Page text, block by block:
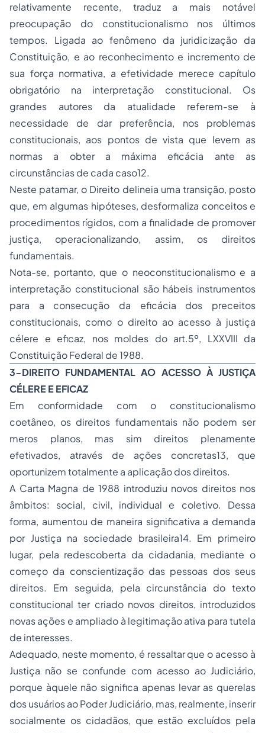
relativamente recente, traduz a mais notável
preocupação do constitucionalismo nos últimos
tempos. Ligada ao fenômeno da juridicização da
Constituição, e ao reconhecimento e incremento de
sua força normativa, a efetividade merece capítulo
obrigatório na interpretação constitucional. Os
grandes autores da atualidade referem-se à
necessidade de dar preferência, nos problemas
constitucionais, aos pontos de vista que levem as
normas a obter a máxima eficácia ante as
circunstâncias de cada caso12.
Neste patamar, o Direito delineia uma transição, posto
que, em algumas hipóteses, desformaliza conceitos e
procedimentos rígidos, com a finalidade de promover
justiça, operacionalizando, assim, os direitos
fundamentais.
Nota-se, portanto, que o neoconstitucionalismo e a
interpretação constitucional são hábeis instrumentos
para a consecução da eficácia dos preceitos
constitucionais, como o direito ao acesso à justiça
célere e eficaz, nos moldes do art.5º, LXXVIII da
Constituição Federal de 1988.
3-DIREITO FUNDAMENTAL AO ACESSO À JUSTIÇA
CÉLERE E EFICAZ
Em conformidade com o constitucionalismo
coetâneo, os direitos fundamentais não podem ser
meros planos, mas sim direitos plenamente
efetivados, através de ações concretas13, que
oportunizem totalmente a aplicação dos direitos.
A Carta Magna de 1988 introduziu novos direitos nos
âmbitos: social, civil, individual e coletivo. Dessa
forma, aumentou de maneira significativa a demanda
por Justiça na sociedade brasileira14. Em primeiro
lugar, pela redescoberta da cidadania, mediante o
começo da conscientização das pessoas dos seus
direitos. Em seguida, pela circunstância do texto
constitucional ter criado novos direitos, introduzidos
novas ações e ampliado à legitimação ativa para tutela
de interesses.
Adequado, neste momento, é ressaltar que o acesso à
Justiça não se confunde com acesso ao Judiciário,
porque àquele não significa apenas levar as querelas
dos usuários ao Poder Judiciário, mas, realmente, inserir
socialmente os cidadãos, que estão excluídos pela